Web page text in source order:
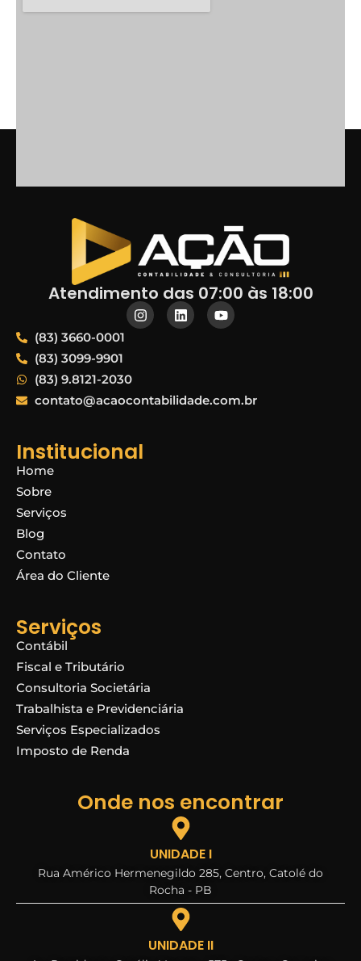
Atendimento das 07:00 às 18:00
(83) 3660-0001
(83) 3099-9901
(83) 9.8121-2030
contato@acaocontabilidade.com.br
Institucional
Home
Sobre
Serviços
Blog
Contato
Área do Cliente
Serviços
Contábil
Fiscal e Tributário
Consultoria Societária
Trabalhista e Previdenciária
Serviços Especializados
Imposto de Renda
Onde nos encontrar
UNIDADE I
Rua Américo Hermenegildo 285, Centro, Catolé do
Rocha - PB
UNIDADE II